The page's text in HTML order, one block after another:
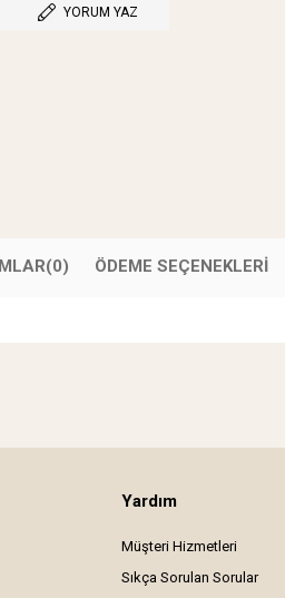
YORUM YAZ
(0) ÖDEME SEÇENEKLERI
Yardım
Müşteri Hizmetleri
Sıkça Sorulan Sorular